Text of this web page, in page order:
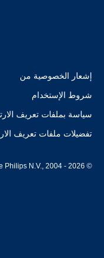
إشعار الخصوصية من
شروط الإستخدام
سياسة بملفات تعريف
تفضيلات ملفات تعريف
© Koninklijke Philips N.V., 2004 - 2026. كل الحقوق محفوظة.